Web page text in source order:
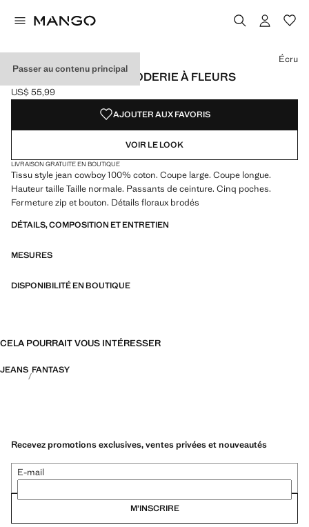
Passer au contenu principal
JEAN LARGE AVEC BRODERIE À FLEURS
Prix actuel [US$ 55,99 ]
US$ 55,99
Choisissez une couleur
Couleur Écru sélectionnée
Écru
AJOUTER AUX FAVORIS
VOIR LE LOOK
LIVRAISON GRATUITE EN BOUTIQUE
Tissu style jean cowboy 100% coton. Coupe large. Coupe longue.
Hauteur taille Taille normale. Passants de ceinture. Cinq poches.
Fermeture zip et bouton. Détails floraux brodés
DÉTAILS, COMPOSITION ET ENTRETIEN
MESURES
DISPONIBILITÉ EN BOUTIQUE
CELA POURRAIT VOUS INTÉRESSER
JEANS FANTASY
Recevez promotions exclusives, ventes privées et nouveautés
E-mail
M’INSCRIRE